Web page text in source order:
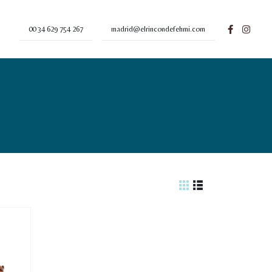
00 34 629 754 267 madrid@elrincondefehmi.com